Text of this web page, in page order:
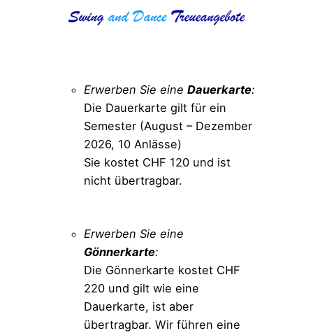
Erwerben Sie eine Dauerkarte:
Die Dauerkarte gilt für ein
Semester (August – Dezember
2026, 10 Anlässe)
Sie kostet CHF 120 und ist
nicht übertragbar.
Erwerben Sie eine
Gönnerkarte:
Die Gönnerkarte kostet CHF
220 und gilt wie eine
Dauerkarte, ist aber
übertragbar. Wir führen eine